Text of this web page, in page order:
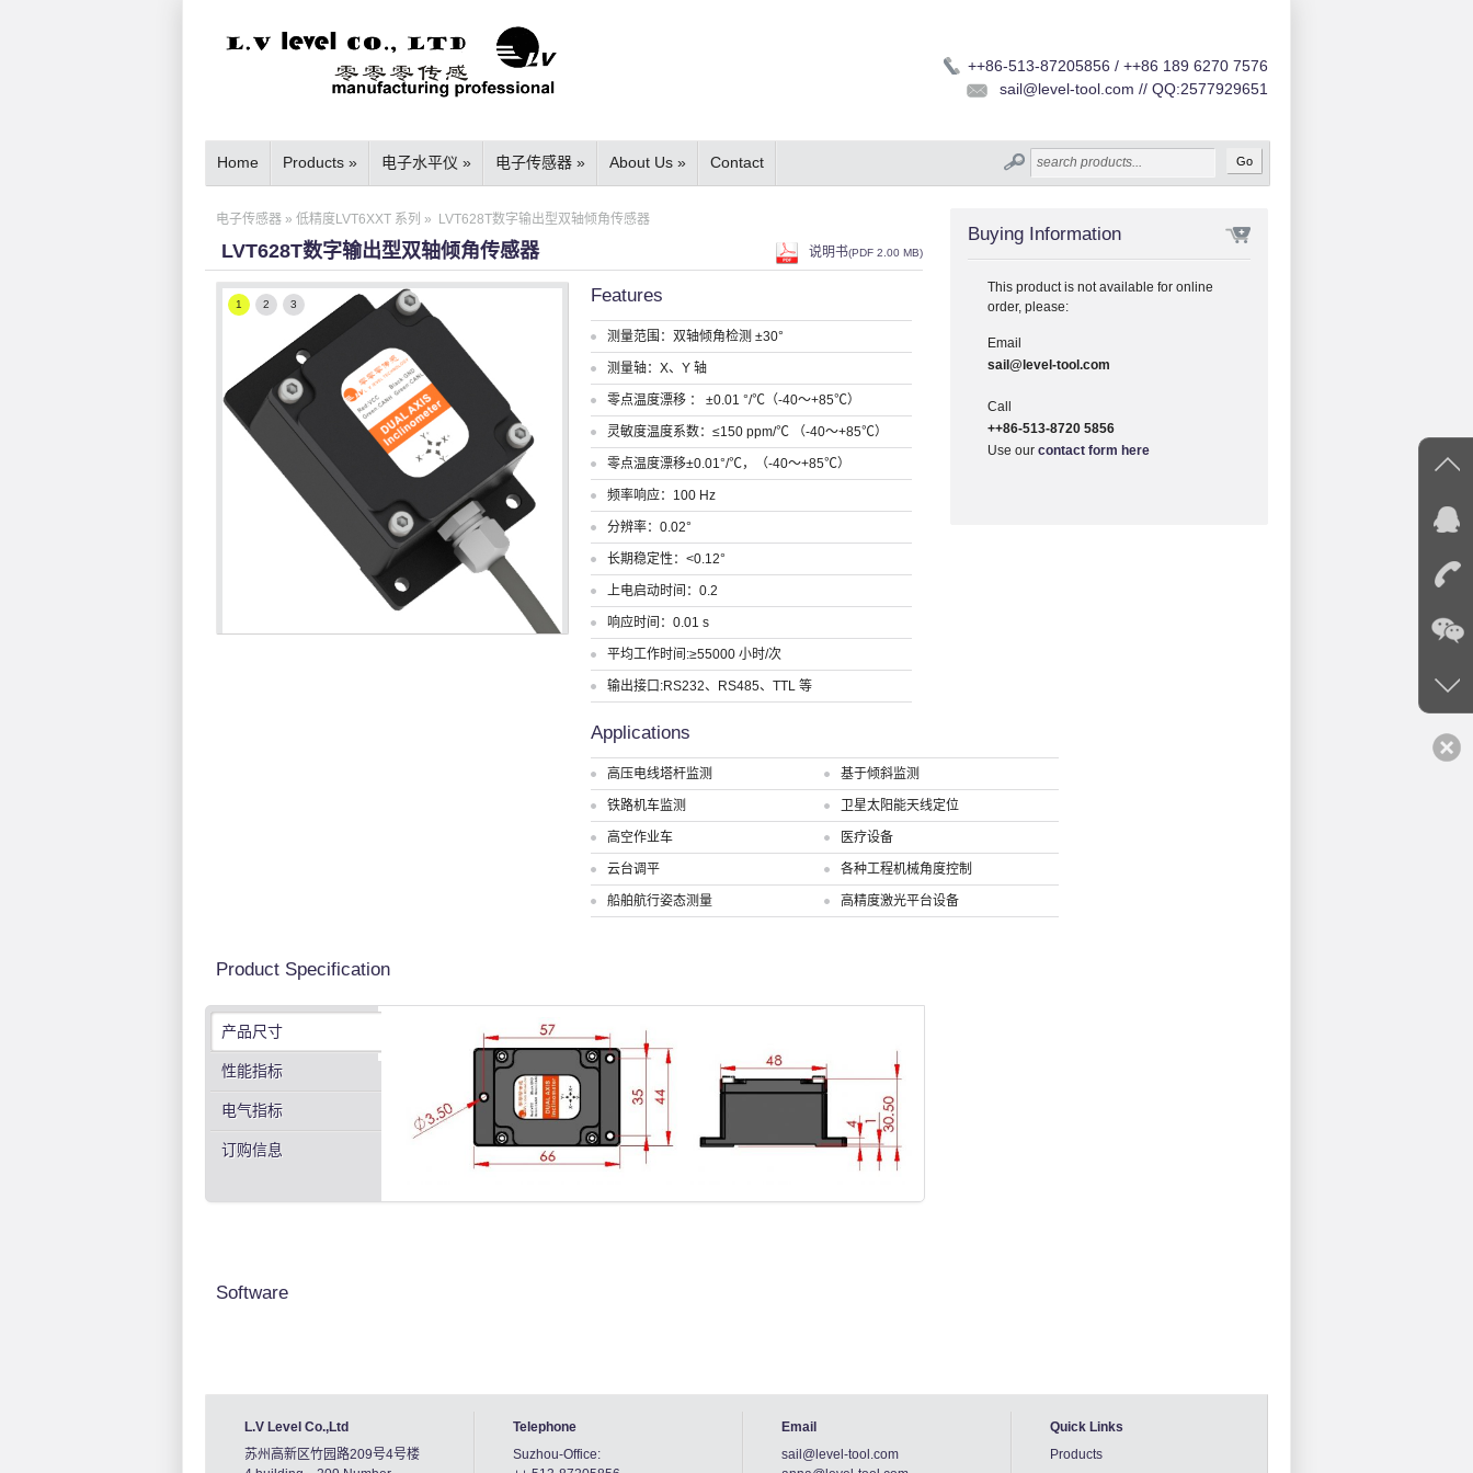
++86-513-87205856 / ++86 189 6270 7576
sail@level-tool.com // QQ:2577929651
Home Products » 电子水平仪 » 电子传感器 » About Us » Contact
电子传感器 » 低精度LVT6XXT 系列 » LVT628T数字输出型双轴倾角传感器
说明书(PDF 2.00 MB)
LVT628T数字输出型双轴倾角传感器
1 2 3 Features
测量范围：双轴倾角检测 ±30°
测量轴：X、Y 轴
零点温度漂移 ： ±0.01 °/℃（-40～+85℃）
灵敏度温度系数：≤150 ppm/℃ （-40～+85℃）
零点温度漂移±0.01°/℃，（-40～+85℃）
频率响应：100 Hz
分辨率：0.02°
长期稳定性：<0.12°
上电启动时间：0.2
响应时间：0.01 s
平均工作时间:≥55000 小时/次
输出接口:RS232、RS485、TTL 等
Applications
高压电线塔杆监测
铁路机车监测
高空作业车
云台调平
船舶航行姿态测量
基于倾斜监测
卫星太阳能天线定位
医疗设备
各种工程机械角度控制
高精度激光平台设备
Product Specification
产品尺寸
性能指标
电气指标
订购信息
Software
Buying Information
This product is not available for online
order, please:
Email
sail@level-tool.com
Call
++86-513-8720 5856
Use our contact form here
L.V Level Co.,Ltd
苏州高新区竹园路209号4号楼
Telephone
Suzhou-Office:
Email
sail@level-tool.com
Quick Links
Products